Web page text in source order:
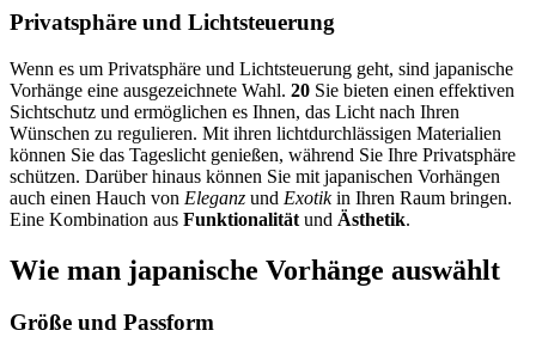
Privatsphäre und Lichtsteuerung
Wenn es um Privatsphäre und Lichtsteuerung geht, sind japanische
Vorhänge eine ausgezeichnete Wahl. 20 Sie bieten einen effektiven
Sichtschutz und ermöglichen es Ihnen, das Licht nach Ihren
Wünschen zu regulieren. Mit ihren lichtdurchlässigen Materialien
können Sie das Tageslicht genießen, während Sie Ihre Privatsphäre
schützen. Darüber hinaus können Sie mit japanischen Vorhängen
auch einen Hauch von Eleganz und Exotikin Ihren Raum bringen.
Eine Kombination aus Funktionalität und Ästhetik.
Wie man japanische Vorhänge auswählt
Größe und Passform